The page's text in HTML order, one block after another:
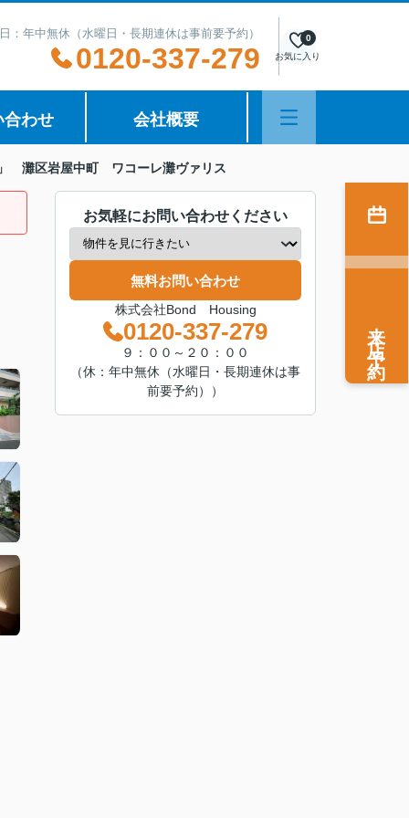
年中無休（水曜日・長期連休は事前要予約）
0120-337-279 お気に入り
0
合わせ 会社概要
灘区岩屋中町 ワコーレ灘ヴァリス
お気軽にお問い合わせください
無料お問い合わせ
株式会社Bond Housing
0120-337-279
９：００～２０：００
（休：年中無休（水曜日・長期連休は事
前要予約））
来店予約